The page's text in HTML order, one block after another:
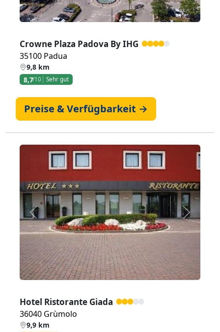
Crowne Plaza Padova By IHG
35100 Padua
9,8 km
8,7/10 Sehr gut
Preise & Verfügbarkeit →
Zurück Weiter
Hotel Ristorante Giada
36040 Grùmolo
9,9 km